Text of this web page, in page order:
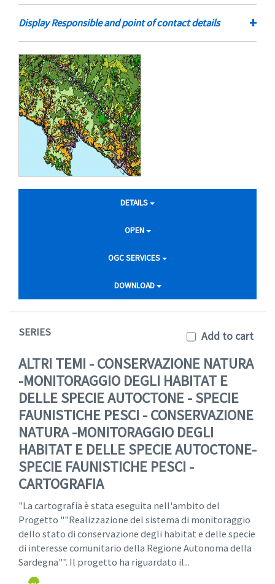
Display Responsible and point of contact details +
DETAILS
OPEN
OGC SERVICES
DOWNLOAD
SERIES Add to cart
ALTRI TEMI - CONSERVAZIONE NATURA
-MONITORAGGIO DEGLI HABITAT E
DELLE SPECIE AUTOCTONE - SPECIE
FAUNISTICHE PESCI - CONSERVAZIONE
NATURA -MONITORAGGIO DEGLI
HABITAT E DELLE SPECIE AUTOCTONE-
SPECIE FAUNISTICHE PESCI -
CARTOGRAFIA
"La cartografia è stata eseguita nell'ambito del
Progetto ""Realizzazione del sistema di monitoraggio
dello stato di conservazione degli habitat e delle specie
di interesse comunitario della Regione Autonoma della
Sardegna"". Il progetto ha riguardato il...